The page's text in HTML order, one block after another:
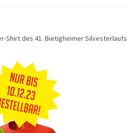
Shirt des 41. Bietigheimer Silvesterlaufs